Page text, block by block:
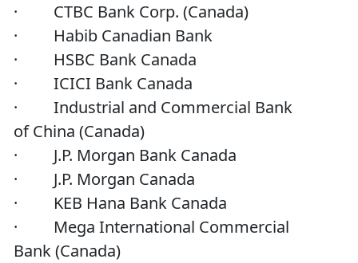
· CTBC Bank Corp. (Canada)
· Habib Canadian Bank
· HSBC Bank Canada
· ICICI Bank Canada
· Industrial and Commercial Bank
of China (Canada)
· J.P. Morgan Bank Canada
· J.P. Morgan Canada
· KEB Hana Bank Canada
· Mega International Commercial
Bank (Canada)